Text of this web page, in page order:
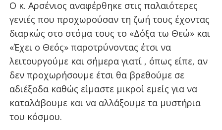
Ο κ. Αρσένιος αναφέρθηκε στις παλαιότερες
γενιές που προχωρούσαν τη ζωή τους έχοντας
διαρκώς στο στόμα τους το «Δόξα τω Θεώ» και
«Έχει ο Θεός» παροτρύνοντας έτσι να
λειτουργούμε και σήμερα γιατί , όπως είπε, αν
δεν προχωρήσουμε έτσι θα βρεθούμε σε
αδιέξοδα καθώς είμαστε μικροί εμείς για να
καταλάβουμε και να αλλάξουμε τα μυστήρια
του κόσμου.